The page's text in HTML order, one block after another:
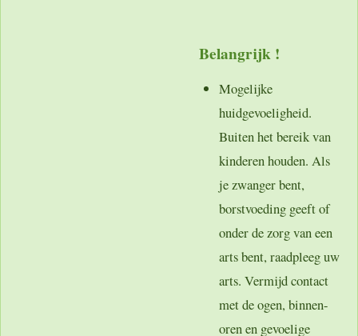
Belangrijk !
Mogelijke
huidgevoeligheid.
Buiten het bereik van
kinderen houden. Als
je zwanger bent,
borstvoeding geeft of
onder de zorg van een
arts bent, raadpleeg uw
arts. Vermijd contact
met de ogen, binnen-
oren en gevoelige